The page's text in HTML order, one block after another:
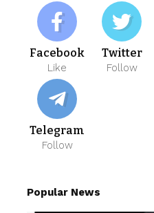
Facebook
Like
Twitter
Follow
Telegram
Follow
Popular News